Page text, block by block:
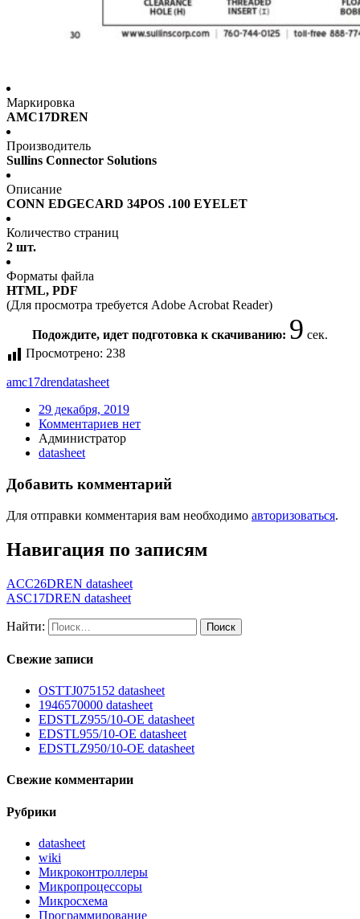
Маркировка
AMC17DREN
Производитель
Sullins Connector Solutions
Описание
CONN EDGECARD 34POS .100 EYELET
Количество страниц
2 шт.
Форматы файла
HTML, PDF
(Для просмотра требуется Adobe Acrobat Reader)
Подождите, идет подготовка к скачиванию: 9 сек.
Просмотрено: 238
amc17drendatasheet
29 декабря, 2019
Комментариев нет
Администратор
datasheet
Добавить комментарий
Для отправки комментария вам необходимо авторизоваться.
Навигация по записям
ACC26DREN datasheet
ASC17DREN datasheet
Найти:
Свежие записи
OSTTJ075152 datasheet
1946570000 datasheet
EDSTLZ955/10-OE datasheet
EDSTL955/10-OE datasheet
EDSTLZ950/10-OE datasheet
Свежие комментарии
Рубрики
datasheet
wiki
Микроконтроллеры
Микропроцессоры
Микросхема
Программирование